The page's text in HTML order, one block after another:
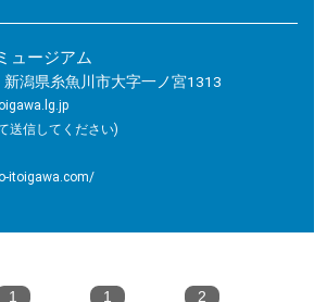
ュージアム
潟県糸魚川市大字一ノ宮1313
送信してください)
itoigawa.com/
1 1 2